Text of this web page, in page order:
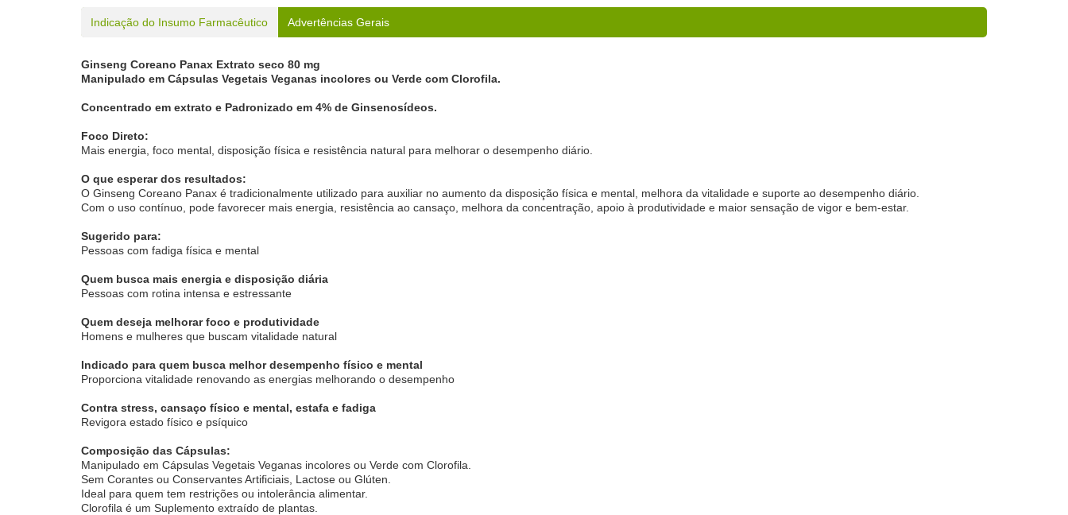
Indicação do Insumo Farmacêutico Advertências Gerais
Ginseng Coreano Panax Extrato seco 80 mg
Manipulado em Cápsulas Vegetais Veganas incolores ou Verde com Clorofila.
Concentrado em extrato e Padronizado em 4% de Ginsenosídeos.
Foco Direto:
Mais energia, foco mental, disposição física e resistência natural para melhorar o desempenho diário.
O que esperar dos resultados:
O Ginseng Coreano Panax é tradicionalmente utilizado para auxiliar no aumento da disposição física e mental, melhora da vitalidade e suporte ao desempenho diário.
Com o uso contínuo, pode favorecer mais energia, resistência ao cansaço, melhora da concentração, apoio à produtividade e maior sensação de vigor e bem-estar.
Sugerido para:
Pessoas com fadiga física e mental
Quem busca mais energia e disposição diária
Pessoas com rotina intensa e estressante
Quem deseja melhorar foco e produtividade
Homens e mulheres que buscam vitalidade natural
Indicado para quem busca melhor desempenho físico e mental
Proporciona vitalidade renovando as energias melhorando o desempenho
Contra stress, cansaço físico e mental, estafa e fadiga
Revigora estado físico e psíquico
Composição das Cápsulas:
Manipulado em Cápsulas Vegetais Veganas incolores ou Verde com Clorofila.
Sem Corantes ou Conservantes Artificiais, Lactose ou Glúten.
Ideal para quem tem restrições ou intolerância alimentar.
Clorofila é um Suplemento extraído de plantas.